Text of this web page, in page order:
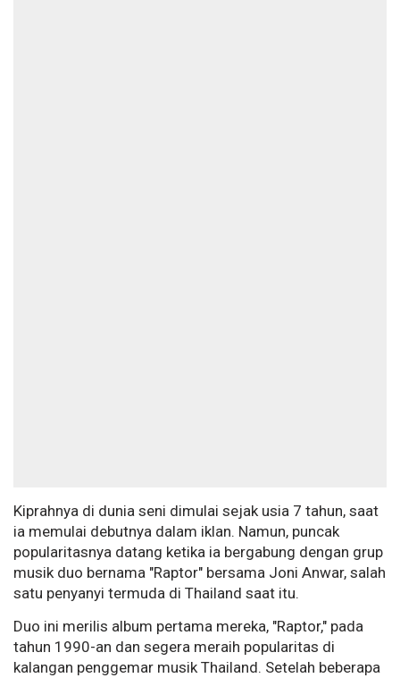
Kiprahnya di dunia seni dimulai sejak usia 7 tahun, saat
ia memulai debutnya dalam iklan. Namun, puncak
popularitasnya datang ketika ia bergabung dengan grup
musik duo bernama "Raptor" bersama Joni Anwar, salah
satu penyanyi termuda di Thailand saat itu.
Duo ini merilis album pertama mereka, "Raptor," pada
tahun 1990-an dan segera meraih popularitas di
kalangan penggemar musik Thailand. Setelah beberapa